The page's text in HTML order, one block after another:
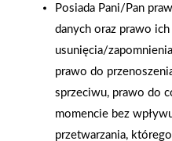
Posiada Pani/Pan
danych oraz prawo
usunięcia/
prawo do
sprzeciwu, prawo do
momencie bez
przetwarzania,